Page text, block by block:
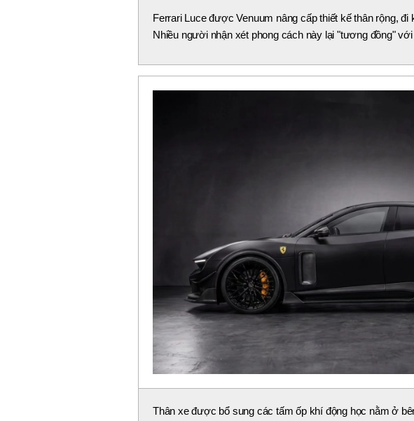
Ferrari Luce được Venuum nâng cấp thiết kế thân rộng,
Nhiều người nhận xét phong cách này lại "tương đồng"
Thân xe được bổ sung các tấm ốp khí động học nằm ở